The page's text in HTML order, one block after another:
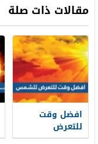
مقالات ذات صلة
افضل وقت
للتعرض
للشمس